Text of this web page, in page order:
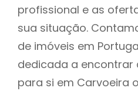
profissional e as
sua situação.
de imóveis em
dedicada a encontrar
para si em Carvoeira